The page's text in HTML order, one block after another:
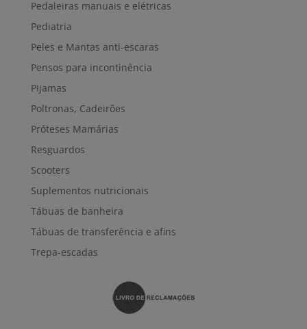
Pedaleiras manuais e elétricas
Pediatria
Peles e Mantas anti-escaras
Pensos para incontinência
Pijamas
Poltronas, Cadeirões
Próteses Mamárias
Resguardos
Scooters
Suplementos nutricionais
Tábuas de banheira
Tábuas de transferência e afins
Trepa-escadas